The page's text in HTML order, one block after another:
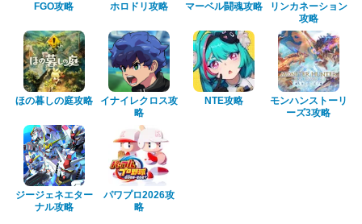
FGO攻略 ホロドリ攻略 マーベル闘魂攻略
リンカネーション
攻略
ほの暮しの庭攻略
イナイレクロス攻
略
NTE攻略
モンハンストーリ
ーズ3攻略
ジージェネエター
ナル攻略
パワプロ2026攻
略